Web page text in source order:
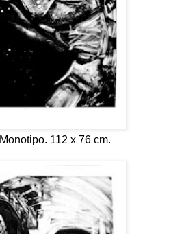
Monotipo. 112 x 76 cm.